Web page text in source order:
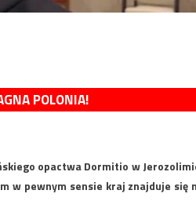
POLONIA!
opactwa Dormitio w
w pewnym sensie kraj znajduje się